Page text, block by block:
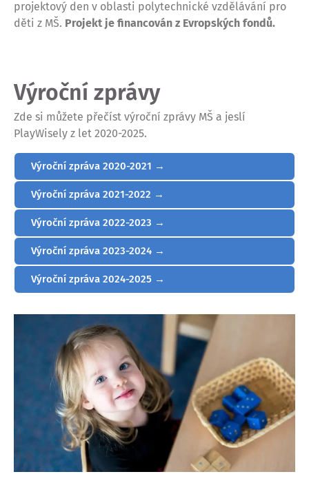
projektový den v oblasti polytechnické vzdělávání pro
děti z MŠ. Projekt je financován z Evropských fondů.
Výroční zprávy
Zde si můžete přečíst výroční zprávy MŠ a jeslí
PlayWisely z let 2020-2025.
Výroční zpráva 2020-2021 →
Výroční zpráva 2021-2022 →
Výroční zpráva 2022-2023 →
Výroční zpráva 2023-2024 →
Výroční zpráva 2024-2025 →